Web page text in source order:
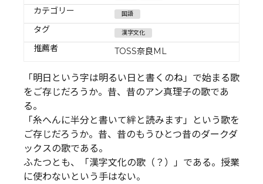
カテゴリー 国語
タグ 漢字文化
推薦者 TOSS奈良ML
「明日という字は明るい日と書くのね」で始まる歌
をご存じだろうか。昔、昔のアン真理子の歌であ
る。
「糸へんに半分と書いて絆と読みます」という歌を
ご存じだろうか。昔、昔のもうひとつ昔のダークダ
ックスの歌である。
ふたつとも、「漢字文化の歌（？）」である。授業
に使わないという手はない。